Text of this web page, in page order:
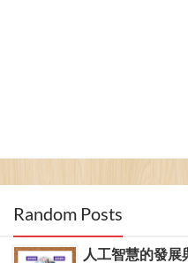
Random Posts
人工智慧的發展